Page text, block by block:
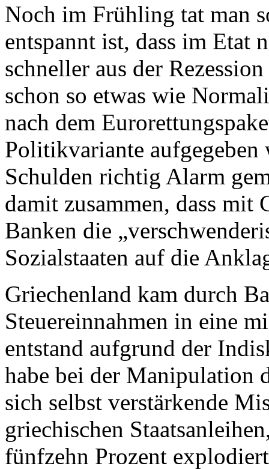
Noch im Frühling tat man
entspannt ist, dass im Etat
schneller aus der
schon so etwas wie
nach dem
Politikvariante
Schulden richtig Alarm
damit zusammen, dass mit
Banken die
Sozialstaaten auf die
Griechenland kam durch
Steuereinnahmen in eine
entstand aufgrund der
habe bei der Manipulation
sich selbst verstärkende
griechischen
fünfzehn Prozent